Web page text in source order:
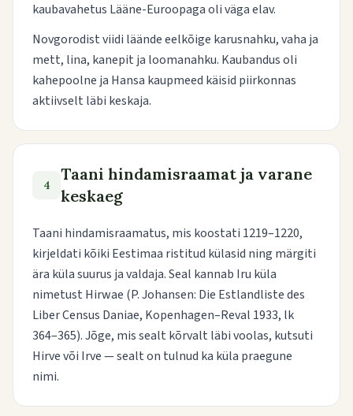
kaubavahetus Lääne-Euroopaga oli väga elav.
Novgorodist viidi läände eelkõige karusnahku, vaha ja
mett, lina, kanepit ja loomanahku. Kaubandus oli
kahepoolne ja Hansa kaupmeed käisid piirkonnas
aktiivselt läbi keskaja.
4
Taani hindamisraamat ja varane
keskaeg
Taani hindamisraamatus, mis koostati 1219–1220,
kirjeldati kõiki Eestimaa ristitud külasid ning märgiti
ära küla suurus ja valdaja. Seal kannab Iru küla
nimetust Hirwae (P. Johansen: Die Estlandliste des
Liber Census Daniae, Kopenhagen–Reval 1933, lk
364–365). Jõge, mis sealt kõrvalt läbi voolas, kutsuti
Hirve või Irve — sealt on tulnud ka küla praegune
nimi.